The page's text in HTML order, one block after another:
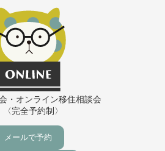
・オンライン移住相談会
〈完全予約制〉
メールで予約